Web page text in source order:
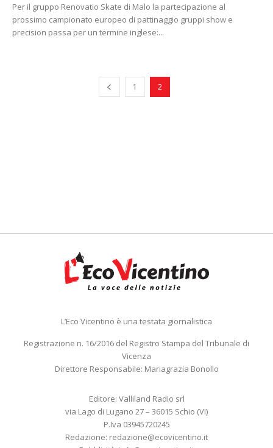
Per il gruppo Renovatio Skate di Malo la partecipazione al
prossimo campionato europeo di pattinaggio gruppi show e
precision passa per un termine inglese:...
1 2
L’Eco Vicentino è una testata giornalistica
Registrazione n. 16/2016 del Registro Stampa del Tribunale di
Vicenza
Direttore Responsabile: Mariagrazia Bonollo
Editore: Valliland Radio srl
via Lago di Lugano 27 – 36015 Schio (VI)
P.Iva 03945720245
Redazione: redazione@ecovicentino.it